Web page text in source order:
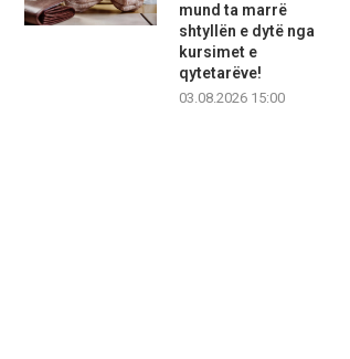
mund ta marrë
shtyllën e dytë nga
kursimet e
qytetarëve!
03.08.2026 15:00